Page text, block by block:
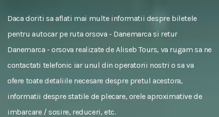
Daca doriti sa aflati mai multe informatii despre biletele
pentru autocar pe ruta orsova - Danemarca si retur
Danemarca - orsova realizate de Aliseb Tours, va rugam sa ne
contactati telefonic iar unul din operatorii nostri o sa va
ofere toate detaliile necesare despre pretul acestora,
informatii despre statile de plecare, orele aproximative de
imbarcare / sosire, reduceri, etc.